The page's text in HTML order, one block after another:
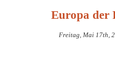
Europa der
Freitag, Mai 17th,